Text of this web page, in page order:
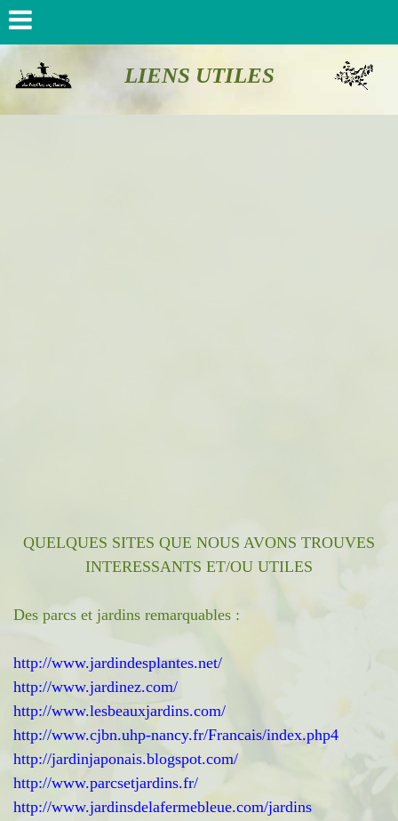
LIENS UTILES
QUELQUES SITES QUE NOUS AVONS TROUVES
INTERESSANTS ET/OU UTILES
Des parcs et jardins remarquables :
http://www.jardindesplantes.net/
http://www.jardinez.com/
http://www.lesbeauxjardins.com/
http://www.cjbn.uhp-nancy.fr/Francais/index.php4
http://jardinjaponais.blogspot.com/
http://www.parcsetjardins.fr/
http://www.jardinsdelafermebleue.com/jardins